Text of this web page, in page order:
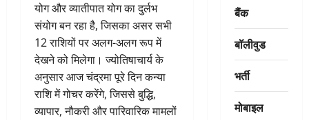
योग और व्यातीपात योग का दुर्लभ
संयोग बन रहा है, जिसका असर सभी
12 राशियों पर अलग-अलग रूप में
देखने को मिलेगा। ज्योतिषाचार्य के
अनुसार आज चंद्रमा पूरे दिन कन्या
राशि में गोचर करेंगे, जिससे बुद्धि,
व्यापार, नौकरी और पारिवारिक मामलों
बैंक
बॉलीवुड
भर्ती
मोबाइल